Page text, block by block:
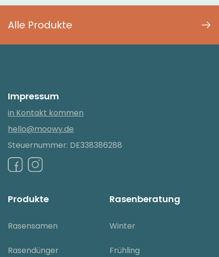
Alle Produkte
Impressum
in Kontakt kommen
hello@moowy.de
Steuernummer: DE338386288
Produkte
Rasensamen
Rasendünger
Rasenberatung
Winter
Frühling